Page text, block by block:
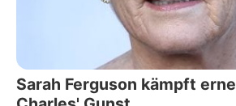
Sarah Ferguson kämpft